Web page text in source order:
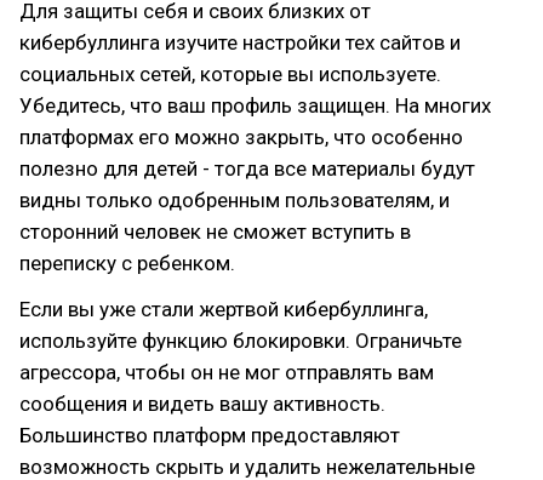
Для защиты себя и своих близких от
кибербуллинга изучите настройки тех сайтов и
социальных сетей, которые вы используете.
Убедитесь, что ваш профиль защищен. На многих
платформах его можно закрыть, что особенно
полезно для детей - тогда все материалы будут
видны только одобренным пользователям, и
сторонний человек не сможет вступить в
переписку с ребенком.
Если вы уже стали жертвой кибербуллинга,
используйте функцию блокировки. Ограничьте
агрессора, чтобы он не мог отправлять вам
сообщения и видеть вашу активность.
Большинство платформ предоставляют
возможность скрыть и удалить нежелательные